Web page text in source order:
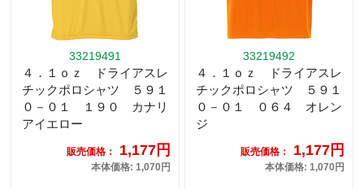
33219491
４．１ｏｚ ドライアスレ
チックポロシャツ ５９１
０－０１ １９０ カナリ
アイエロー
販売価格： 1,177円
本体価格: 1,070円
33219492
４．１ｏｚ ドライアスレ
チックポロシャツ ５９１
０－０１ ０６４ オレン
ジ
販売価格： 1,177円
本体価格: 1,070円